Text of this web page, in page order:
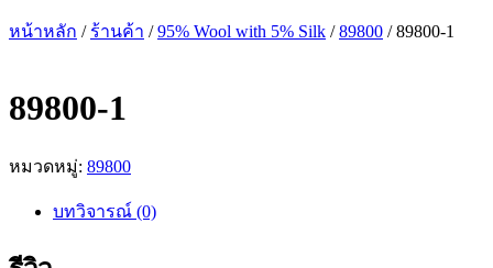
หน้าหลัก / ร้านค้า /95% Wool with 5% Silk /89800 / 89800-1
89800-1
หมวดหมู่: 89800
บทวิจารณ์ (0)